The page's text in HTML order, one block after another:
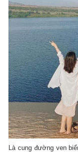
Là cung đường ven